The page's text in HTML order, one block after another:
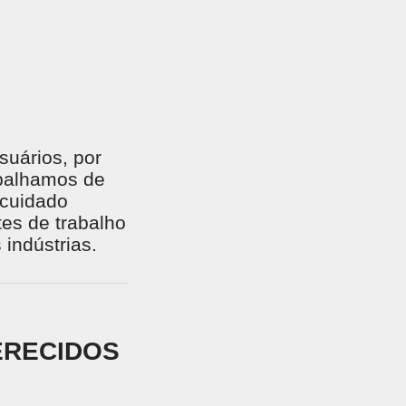
por
de
de trabalho
indústrias.